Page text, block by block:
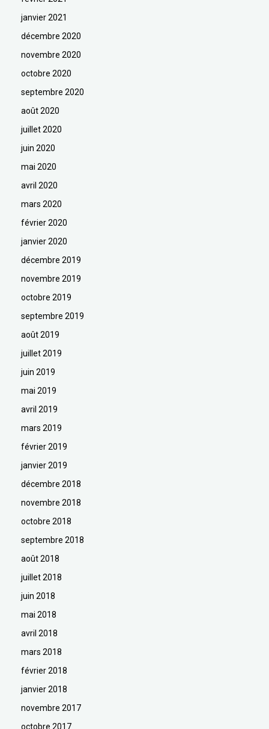
janvier 2021
décembre 2020
novembre 2020
octobre 2020
septembre 2020
août 2020
juillet 2020
juin 2020
mai 2020
avril 2020
mars 2020
février 2020
janvier 2020
décembre 2019
novembre 2019
octobre 2019
septembre 2019
août 2019
juillet 2019
juin 2019
mai 2019
avril 2019
mars 2019
février 2019
janvier 2019
décembre 2018
novembre 2018
octobre 2018
septembre 2018
août 2018
juillet 2018
juin 2018
mai 2018
avril 2018
mars 2018
février 2018
janvier 2018
novembre 2017
octobre 2017